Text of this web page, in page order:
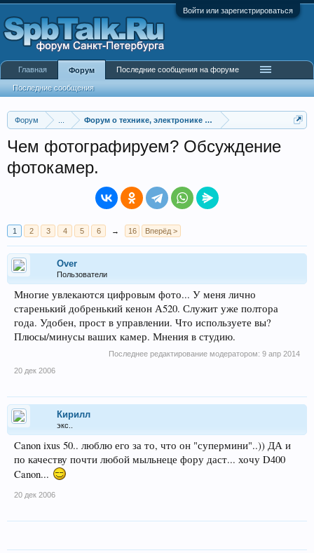
Войти или зарегистрироваться
Форум Форум о технике, электронике и гаджетах
Чем фотографируем? Обсуждение
фотокамер.
1 2 3 4 5 6 → 16 Вперёд >
Over
Пользователи
Многие увлекаются цифровым фото... У меня лично
старенький добренький кенон А520. Служит уже полтора
года. Удобен, прост в управлении. Что используете вы?
Плюсы/минусы ваших камер. Мнения в студию.
Последнее редактирование модератором: 9 апр 2014
20 дек 2006
Кирилл
экс..
Canon ixus 50.. люблю его за то, что он "супермини"..)) ДА и
по качеству почти любой мыльнеце фору даст... хочу D400
Canon...
20 дек 2006
Главная Форум
Последние сообщения
Последние сообщения на форуме